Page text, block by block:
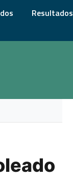
Resultados